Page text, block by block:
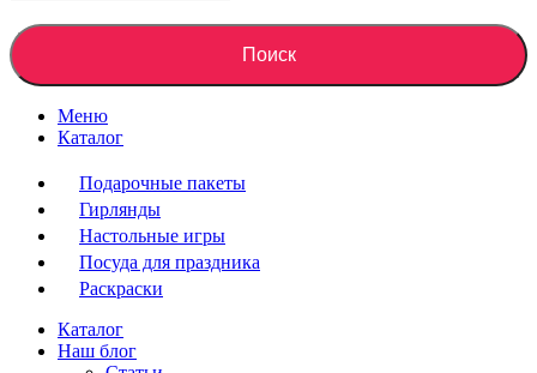
Поиск
Меню
Каталог
Подарочные пакеты
Гирлянды
Настольные игры
Посуда для праздника
Раскраски
Каталог
Наш блог